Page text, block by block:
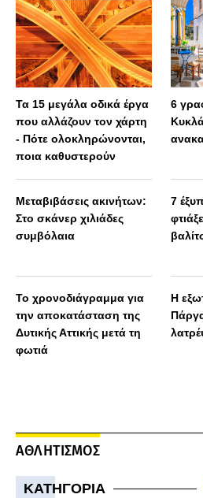
Τα 15 μεγάλα οδικά έργα
που αλλάζουν τον χάρτη
- Πότε ολοκληρώνονται,
ποια καθυστερούν
Μεταβιβάσεις ακινήτων:
Στο σκάνερ χιλιάδες
συμβόλαια
Το χρονοδιάγραμμα για
την αποκατάσταση της
Δυτικής Αττικής μετά τη
φωτιά
6
7
Η
ΑΘΛΗΤΙΣΜΟΣ
ΚΑΤΗΓΟΡΙΑ